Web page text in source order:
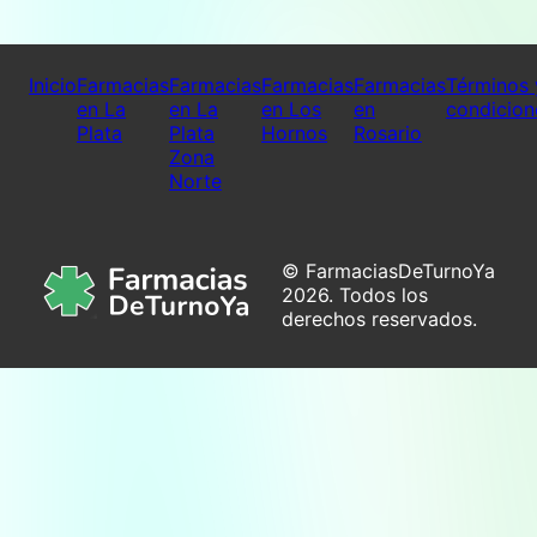
InicioFarmacias
en La
Plata
Farmacias
en La
Plata
Zona
Norte
Farmacias
en Los
Hornos
Farmacias
en
Rosario
Términos
© FarmaciasDeTurnoYa
2026. Todos los
derechos reservados.